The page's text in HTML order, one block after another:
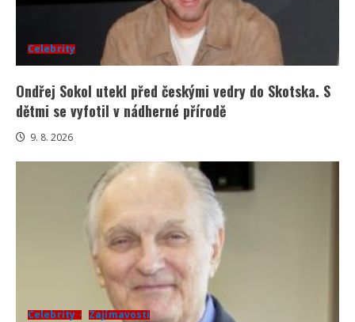
Celebrity
Ondřej Sokol utekl před českými vedry do Skotska. S
dětmi se vyfotil v nádherné přírodě
9. 8. 2026
Celebrity Zajímavosti